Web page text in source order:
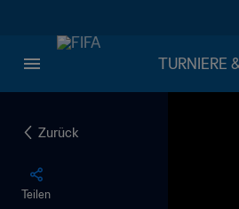
TURNIERE
Zurück
Teilen